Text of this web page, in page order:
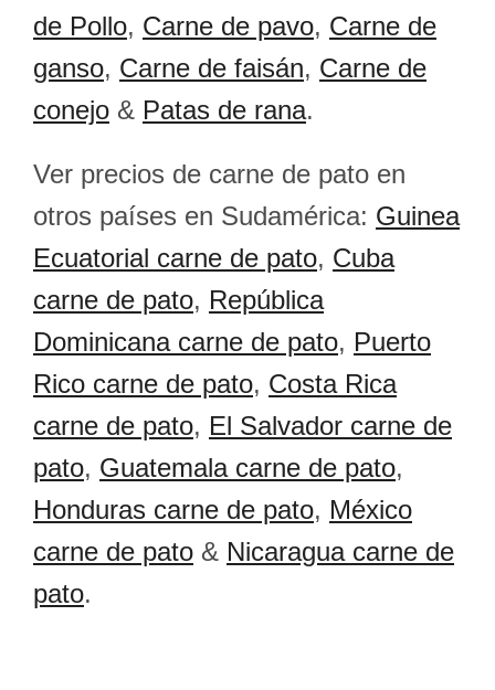
de Pollo, Carne de pavo, Carne de
ganso, Carne de faisán, Carne de
conejo & Patas de rana.
Ver precios de carne de pato en
otros países en Sudamérica: Guinea
Ecuatorial carne de pato, Cuba
carne de pato, República
Dominicana carne de pato, Puerto
Rico carne de pato, Costa Rica
carne de pato, El Salvador carne de
pato, Guatemala carne de pato,
Honduras carne de pato, México
carne de pato & Nicaragua carne de
pato.